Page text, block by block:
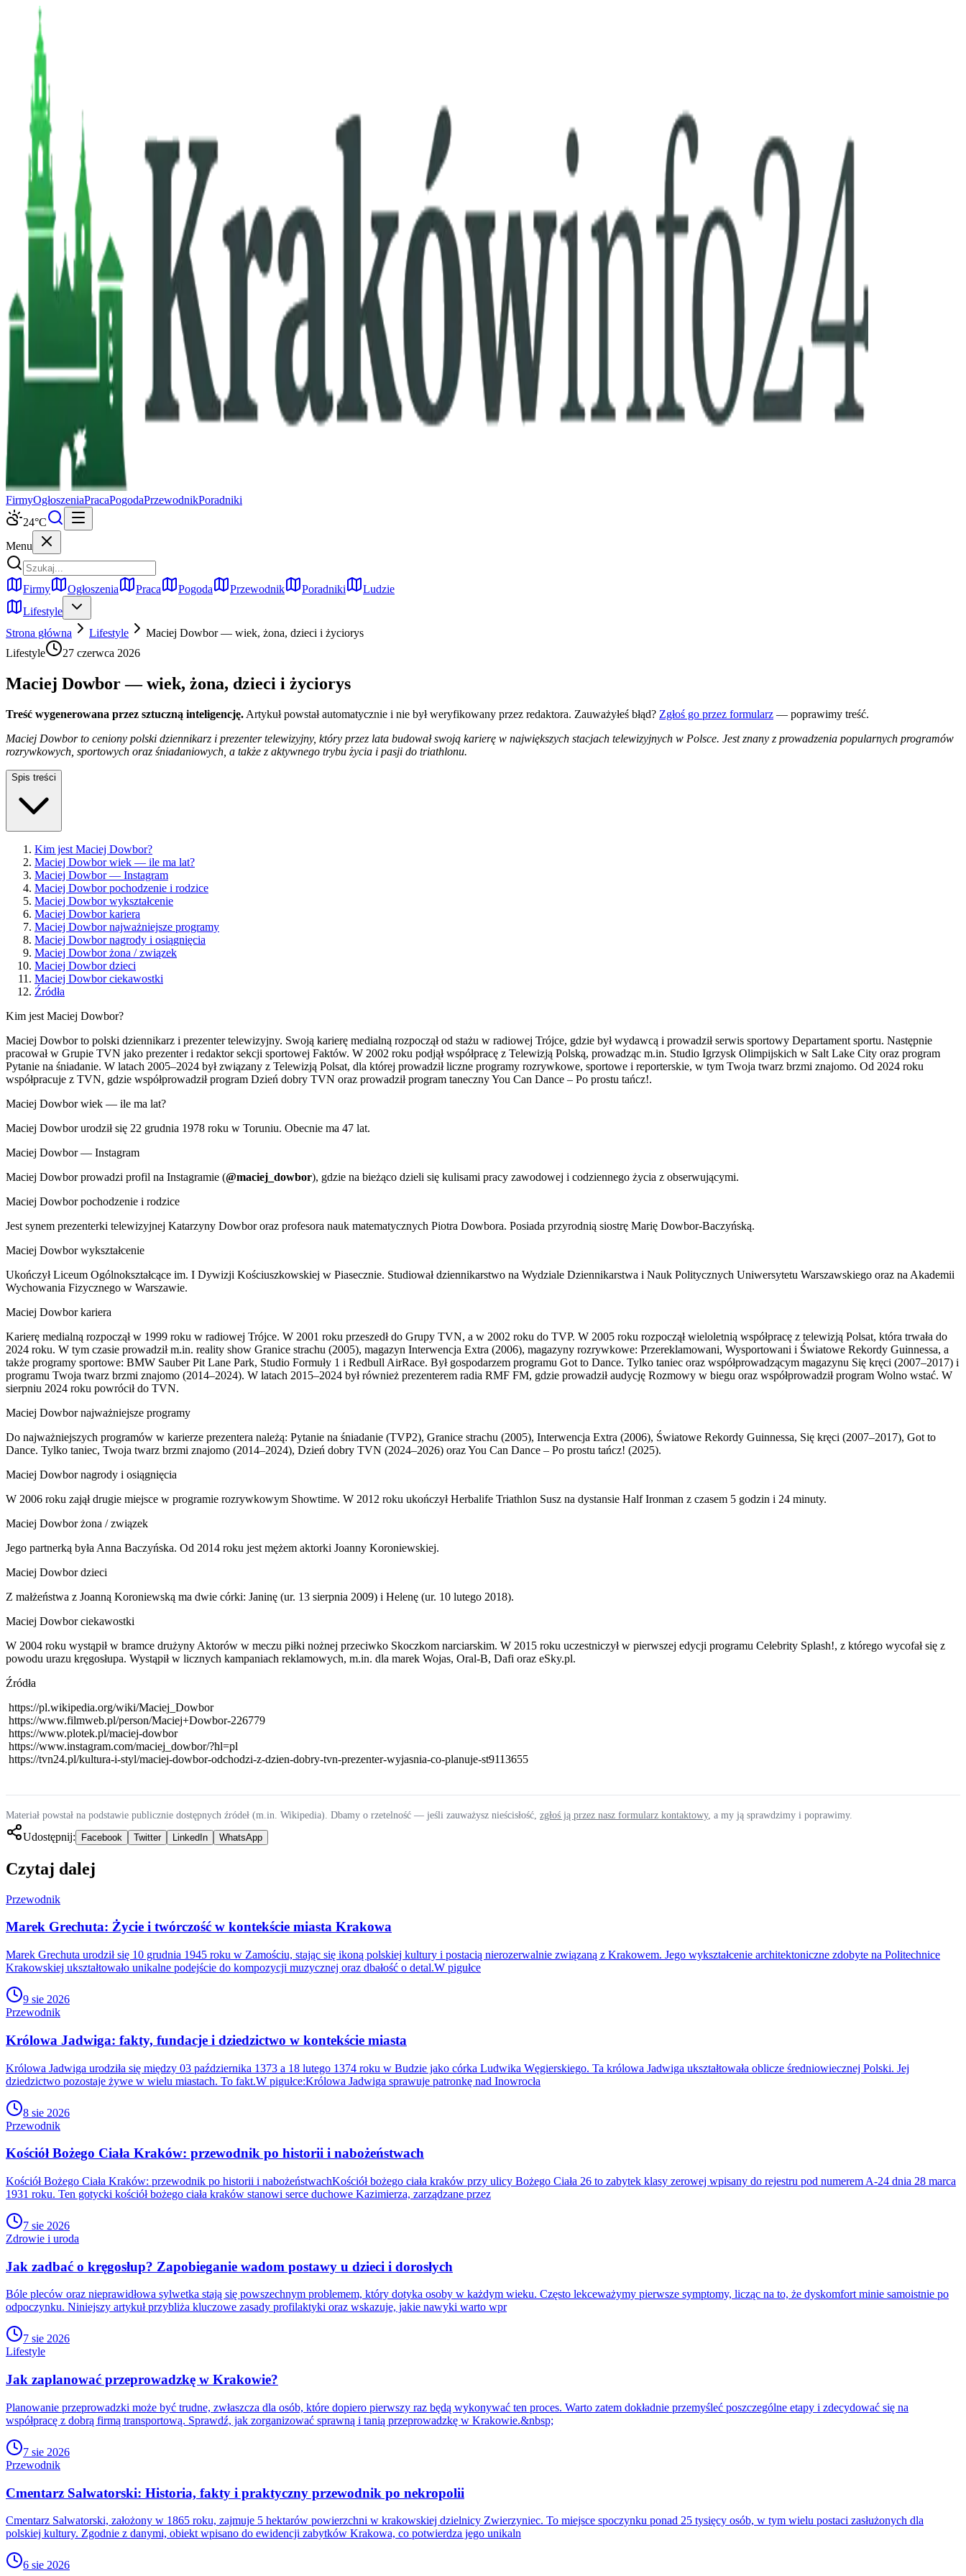
FirmyOgłoszeniaPracaPogodaPrzewodnikPoradniki
24°C
Menu
Firmy Ogłoszenia Praca Pogoda Przewodnik Poradniki
Ludzie
Lifestyle
Strona główna
Lifestyle
Maciej Dowbor — wiek, żona, dzieci i życiorys
Lifestyle
27 czerwca 2026
Maciej Dowbor — wiek, żona, dzieci i życiorys
Treść wygenerowana przez sztuczną inteligencję. Artykuł powstał automatycznie i nie był weryfikowany przez redaktora. Zauważyłeś błąd? Zgłoś go przez formularz — poprawimy treść.
Maciej Dowbor to ceniony polski dziennikarz i prezenter telewizyjny, który przez lata budował swoją karierę w największych stacjach telewizyjnych w Polsce. Jest znany z prowadzenia popularnych programów
rozrywkowych, sportowych oraz śniadaniowych, a także z aktywnego trybu życia i pasji do triathlonu.
Spis treści
Kim jest Maciej Dowbor?
Maciej Dowbor wiek — ile ma lat?
Maciej Dowbor — Instagram
Maciej Dowbor pochodzenie i rodzice
Maciej Dowbor wykształcenie
Maciej Dowbor kariera
Maciej Dowbor najważniejsze programy
Maciej Dowbor nagrody i osiągnięcia
Maciej Dowbor żona / związek
Maciej Dowbor dzieci
Maciej Dowbor ciekawostki
Źródła
Kim jest Maciej Dowbor?
Maciej Dowbor to polski dziennikarz i prezenter telewizyjny. Swoją karierę medialną rozpoczął od stażu w radiowej Trójce, gdzie był wydawcą i prowadził serwis sportowy Departament sportu. Następnie
pracował w Grupie TVN jako prezenter i redaktor sekcji sportowej Faktów. W 2002 roku podjął współpracę z Telewizją Polską, prowadząc m.in. Studio Igrzysk Olimpijskich w Salt Lake City oraz program
Pytanie na śniadanie. W latach 2005–2024 był związany z Telewizją Polsat, dla której prowadził liczne programy rozrywkowe, sportowe i reporterskie, w tym Twoja twarz brzmi znajomo. Od 2024 roku
współpracuje z TVN, gdzie współprowadził program Dzień dobry TVN oraz prowadził program taneczny You Can Dance – Po prostu tańcz!.
Maciej Dowbor wiek — ile ma lat?
Maciej Dowbor urodził się 22 grudnia 1978 roku w Toruniu. Obecnie ma 47 lat.
Maciej Dowbor — Instagram
Maciej Dowbor prowadzi profil na Instagramie (@maciej_dowbor), gdzie na bieżąco dzieli się kulisami pracy zawodowej i codziennego życia z obserwującymi.
Maciej Dowbor pochodzenie i rodzice
Jest synem prezenterki telewizyjnej Katarzyny Dowbor oraz profesora nauk matematycznych Piotra Dowbora. Posiada przyrodnią siostrę Marię Dowbor-Baczyńską.
Maciej Dowbor wykształcenie
Ukończył Liceum Ogólnokształcące im. I Dywizji Kościuszkowskiej w Piasecznie. Studiował dziennikarstwo na Wydziale Dziennikarstwa i Nauk Politycznych Uniwersytetu Warszawskiego oraz na Akademii
Wychowania Fizycznego w Warszawie.
Maciej Dowbor kariera
Karierę medialną rozpoczął w 1999 roku w radiowej Trójce. W 2001 roku przeszedł do Grupy TVN, a w 2002 roku do TVP. W 2005 roku rozpoczął wieloletnią współpracę z telewizją Polsat, która trwała do
2024 roku. W tym czasie prowadził m.in. reality show Granice strachu (2005), magazyn Interwencja Extra (2006), magazyny rozrywkowe: Przereklamowani, Wysportowani i Światowe Rekordy Guinnessa, a
także programy sportowe: BMW Sauber Pit Lane Park, Studio Formuły 1 i Redbull AirRace. Był gospodarzem programu Got to Dance. Tylko taniec oraz współprowadzącym magazynu Się kręci (2007–2017) i
programu Twoja twarz brzmi znajomo (2014–2024). W latach 2015–2024 był również prezenterem radia RMF FM, gdzie prowadził audycję Rozmowy w biegu oraz współprowadził program Wolno wstać. W
sierpniu 2024 roku powrócił do TVN.
Maciej Dowbor najważniejsze programy
Do najważniejszych programów w karierze prezentera należą: Pytanie na śniadanie (TVP2), Granice strachu (2005), Interwencja Extra (2006), Światowe Rekordy Guinnessa, Się kręci (2007–2017), Got to
Dance. Tylko taniec, Twoja twarz brzmi znajomo (2014–2024), Dzień dobry TVN (2024–2026) oraz You Can Dance – Po prostu tańcz! (2025).
Maciej Dowbor nagrody i osiągnięcia
W 2006 roku zajął drugie miejsce w programie rozrywkowym Showtime. W 2012 roku ukończył Herbalife Triathlon Susz na dystansie Half Ironman z czasem 5 godzin i 24 minuty.
Maciej Dowbor żona / związek
Jego partnerką była Anna Baczyńska. Od 2014 roku jest mężem aktorki Joanny Koroniewskiej.
Maciej Dowbor dzieci
Z małżeństwa z Joanną Koroniewską ma dwie córki: Janinę (ur. 13 sierpnia 2009) i Helenę (ur. 10 lutego 2018).
Maciej Dowbor ciekawostki
W 2004 roku wystąpił w bramce drużyny Aktorów w meczu piłki nożnej przeciwko Skoczkom narciarskim. W 2015 roku uczestniczył w pierwszej edycji programu Celebrity Splash!, z którego wycofał się z
powodu urazu kręgosłupa. Wystąpił w licznych kampaniach reklamowych, m.in. dla marek Wojas, Oral-B, Dafi oraz eSky.pl.
Źródła
https://pl.wikipedia.org/wiki/Maciej_Dowbor
https://www.filmweb.pl/person/Maciej+Dowbor-226779
https://www.plotek.pl/maciej-dowbor
https://www.instagram.com/maciej_dowbor/?hl=pl
https://tvn24.pl/kultura-i-styl/maciej-dowbor-odchodzi-z-dzien-dobry-tvn-prezenter-wyjasnia-co-planuje-st9113655
Materiał powstał na podstawie publicznie dostępnych źródeł (m.in. Wikipedia). Dbamy o rzetelność — jeśli zauważysz nieścisłość, zgłoś ją przez nasz formularz kontaktowy, a my ją sprawdzimy i poprawimy.
Udostępnij: Facebook Twitter LinkedIn WhatsApp
Czytaj dalej
Przewodnik
Marek Grechuta: Życie i twórczość w kontekście miasta Krakowa
Marek Grechuta urodził się 10 grudnia 1945 roku w Zamościu, stając się ikoną polskiej kultury i postacią nierozerwalnie związaną z Krakowem. Jego wykształcenie architektoniczne zdobyte na Politechnice
Krakowskiej ukształtowało unikalne podejście do kompozycji muzycznej oraz dbałość o detal.W pigułce
9 sie 2026
Przewodnik
Królowa Jadwiga: fakty, fundacje i dziedzictwo w kontekście miasta
Królowa Jadwiga urodziła się między 03 października 1373 a 18 lutego 1374 roku w Budzie jako córka Ludwika Węgierskiego. Ta królowa Jadwiga ukształtowała oblicze średniowiecznej Polski. Jej
dziedzictwo pozostaje żywe w wielu miastach. To fakt.W pigułce:Królowa Jadwiga sprawuje patronkę nad Inowrocła
8 sie 2026
Przewodnik
Kościół Bożego Ciała Kraków: przewodnik po historii i nabożeństwach
Kościół Bożego Ciała Kraków: przewodnik po historii i nabożeństwachKościół bożego ciała kraków przy ulicy Bożego Ciała 26 to zabytek klasy zerowej wpisany do rejestru pod numerem A-24 dnia 28 marca
1931 roku. Ten gotycki kościół bożego ciała kraków stanowi serce duchowe Kazimierza, zarządzane przez
7 sie 2026
Zdrowie i uroda
Jak zadbać o kręgosłup? Zapobieganie wadom postawy u dzieci i dorosłych
Bóle pleców oraz nieprawidłowa sylwetka stają się powszechnym problemem, który dotyka osoby w każdym wieku. Często lekceważymy pierwsze symptomy, licząc na to, że dyskomfort minie samoistnie po
odpoczynku. Niniejszy artykuł przybliża kluczowe zasady profilaktyki oraz wskazuje, jakie nawyki warto wpr
7 sie 2026
Lifestyle
Jak zaplanować przeprowadzkę w Krakowie?
Planowanie przeprowadzki może być trudne, zwłaszcza dla osób, które dopiero pierwszy raz będą wykonywać ten proces. Warto zatem dokładnie przemyśleć poszczególne etapy i zdecydować się na
współpracę z dobrą firmą transportową. Sprawdź, jak zorganizować sprawną i tanią przeprowadzkę w Krakowie.&nbsp;
7 sie 2026
Przewodnik
Cmentarz Salwatorski: Historia, fakty i praktyczny przewodnik po nekropolii
Cmentarz Salwatorski, założony w 1865 roku, zajmuje 5 hektarów powierzchni w krakowskiej dzielnicy Zwierzyniec. To miejsce spoczynku ponad 25 tysięcy osób, w tym wielu postaci zasłużonych dla
polskiej kultury. Zgodnie z danymi, obiekt wpisano do ewidencji zabytków Krakowa, co potwierdza jego unikaln
6 sie 2026